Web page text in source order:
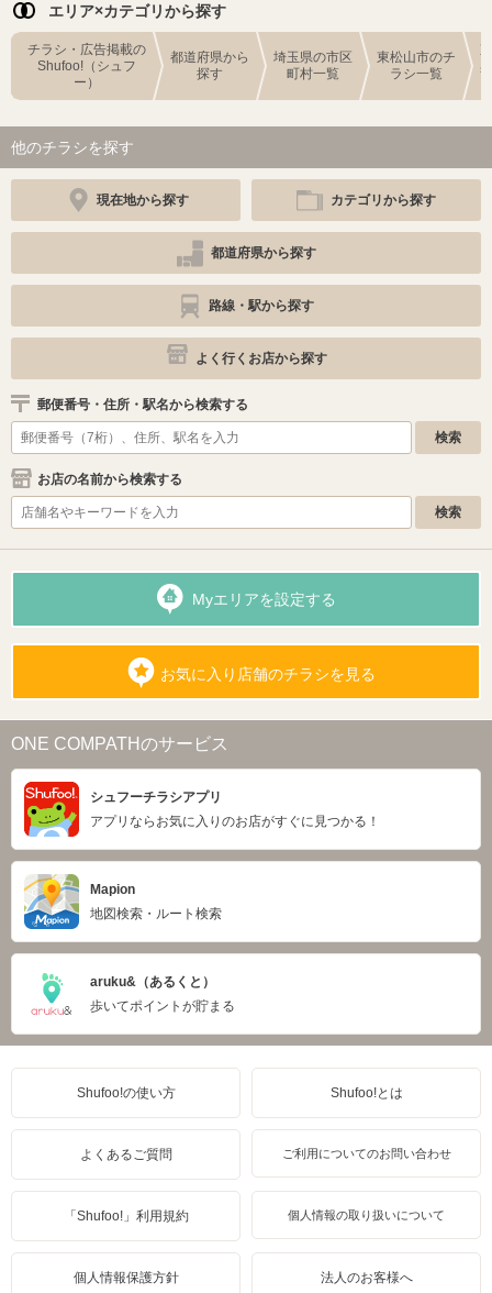
エリア×カテゴリから探す
チラシ・広告掲載の
Shufoo!（シュフ
ー）
都道府県から
探す
埼玉県の市区
町村一覧
東松山市のチ
ラシ一覧
他のチラシを探す
現在地から探す カテゴリから探す
都道府県から探す
路線・駅から探す
よく行くお店から探す
郵便番号・住所・駅名から検索する
お店の名前から検索する
Myエリアを設定する
お気に入り店舗のチラシを見る
ONE COMPATHのサービス
シュフーチラシアプリ
アプリならお気に入りのお店がすぐに見つかる！
Mapion
地図検索・ルート検索
aruku&（あるくと）
歩いてポイントが貯まる
Shufoo!の使い方 Shufoo!とは
よくあるご質問 ご利用についてのお問い合わせ
「Shufoo!」利用規約 個人情報の取り扱いについて
個人情報保護方針 法人のお客様へ